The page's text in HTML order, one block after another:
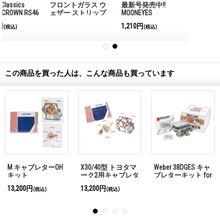
フロントガラス ウ
ェザー ストリップ
最新号発売中!!
MQQNEYES
Magazine No.28 2026
この商品を買った人は、こんな商品も買っています
Weber 38DGES キャ
ブレターキット for
Cruiser(2Fエンジン)
YENC. Magazine
Vol.18
1,430円(税込)
ラック キット